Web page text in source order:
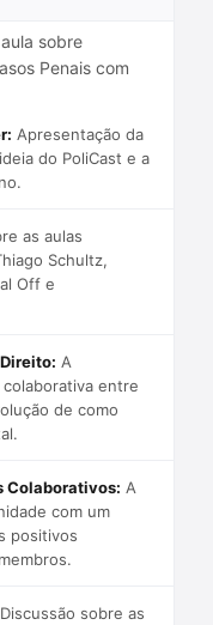
sobre
Penais com
Apresentação da
do PoliCast e a
as aulas
Schultz,
Off e
A
entre
de como
Colaborativos: A
com um
positivos
Discussão sobre as